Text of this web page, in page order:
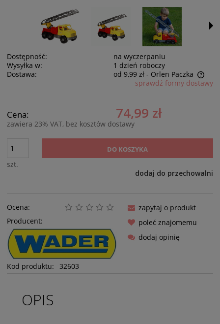
Dostępność:
na wyczerpaniu
Wysyłka w:
1 dzień roboczy
Dostawa:
od 9,99 zł - Orlen Paczka
Cena nie zawiera ewentualnych kosztów płatnościsprawdź formy dostawy
Cena: 74,99 zł
zawiera 23% VAT, bez kosztów dostawy
szt.
DO KOSZYKA
dodaj do przechowalni
Ocena:
Producent:
Kod produktu: 32603
zapytaj o produkt
poleć znajomemu
dodaj opinię
OPIS